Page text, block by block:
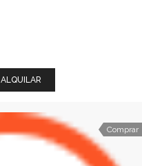
ALQUILAR
Comprar